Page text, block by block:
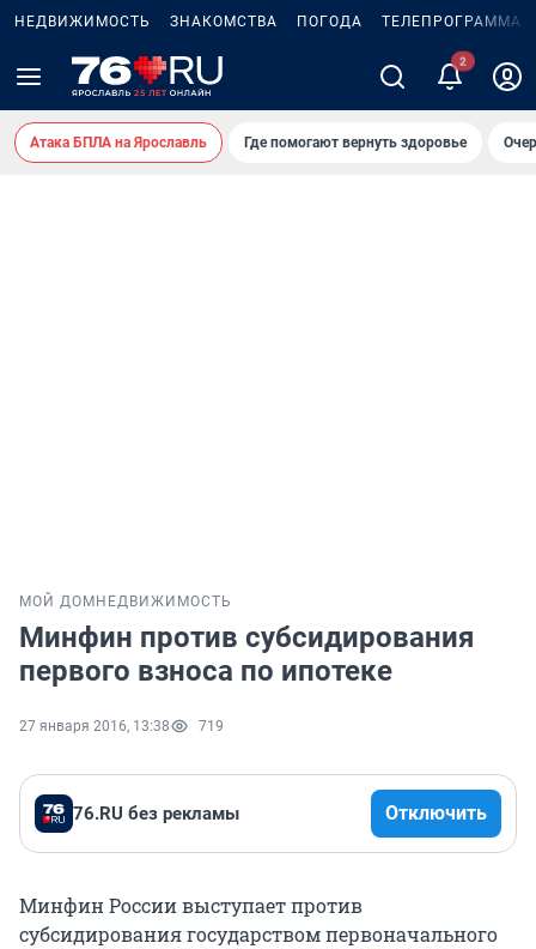
НЕДВИЖИМОСТЬ ЗНАКОМСТВА ПОГОДА ТЕЛЕПРОГРАММА
2
Атака БПЛА на Ярославль Где помогают вернуть здоровье
МОЙ ДОМ НЕДВИЖИМОСТЬ
Минфин против субсидирования
первого взноса по ипотеке
27 января 2016, 13:38 719
76.RU без рекламы Отключить
Минфин России выступает против
субсидирования государством первоначального